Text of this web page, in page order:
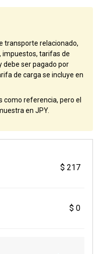
transporte relacionado,
impuestos, tarifas de
debe ser pagado por
de carga se incluye en
como referencia, pero el
en JPY.
$ 217
$ 0